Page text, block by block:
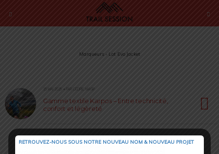
Marqueurs › Lot Evo Jacket
15 MAI 2025 • PAR CÉDRIC MASIP
Gamme textile Karpos – Entre technicité,
confort et légèreté
RETROUVEZ-NOUS SOUS NOTRE NOUVEAU NOM & NOUVEAU PROJET